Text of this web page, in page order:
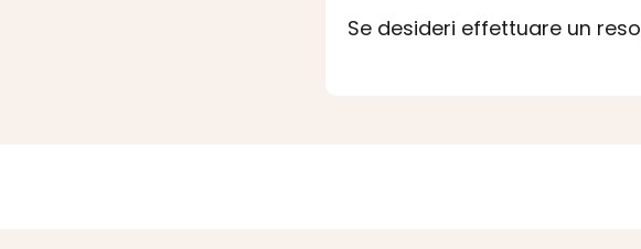
Se desideri effettuare un reso